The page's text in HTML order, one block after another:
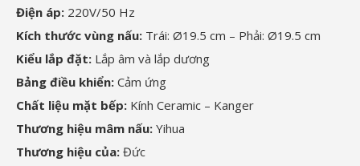
Điện áp: 220V/50 Hz
Kích thước vùng nấu: Trái: Ø19.5 cm – Phải: Ø19.5 cm
Kiểu lắp đặt: Lắp âm và lắp dương
Bảng điều khiển: Cảm ứng
Chất liệu mặt bếp: Kính Ceramic – Kanger
Thương hiệu mâm nấu: Yihua
Thương hiệu của: Đức